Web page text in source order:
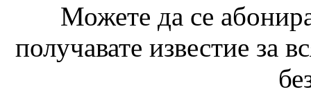
Можете да се
получавате известие за